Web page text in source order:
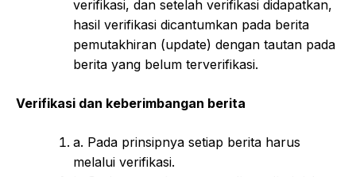
verifikasi, dan setelah verifikasi didapatkan,
hasil verifikasi dicantumkan pada berita
pemutakhiran (update) dengan tautan pada
berita yang belum terverifikasi.
Verifikasi dan keberimbangan berita
a. Pada prinsipnya setiap berita harus
melalui verifikasi.